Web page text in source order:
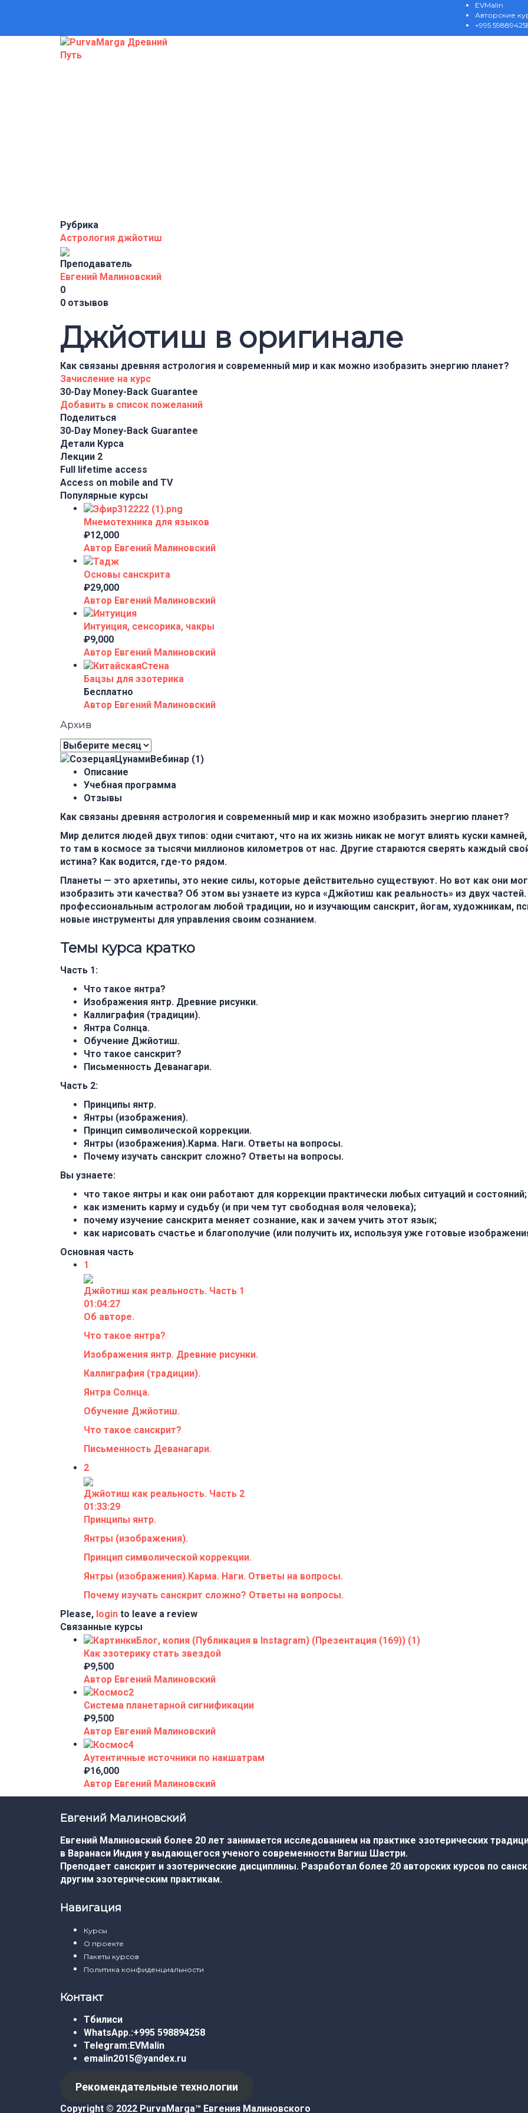
EVMalin
Авторские
+995
Рубрика
Астрология джйотиш
Преподаватель
Евгений Малиновский
0
0 отзывов
Джйотиш в оригинале
Как связаны древняя астрология и современный мир и как можно изобразить энергию планет?
Зачисление на курс
30-Day Money-Back Guarantee
Добавить в список пожеланий
Поделиться
30-Day Money-Back Guarantee
Детали Курса
Лекции 2
Full lifetime access
Access on mobile and TV
Популярные курсы
Мнемотехника для языков
₽12,000
Автор Евгений Малиновский
Основы санскрита
₽29,000
Автор Евгений Малиновский
Интуиция, сенсорика, чакры
₽9,000
Автор Евгений Малиновский
Бацзы для эзотерика
Бесплатно
Автор Евгений Малиновский
Архив
Архив
Описание
Учебная программа
Отзывы
Как связаны древняя астрология и современный мир и как можно изобразить энергию планет?
Мир делится людей двух типов: одни считают, что на их жизнь никак не могут влиять куски
то там в космосе за тысячи миллионов километров от нас. Другие стараются сверять каждый
истина? Как водится, где-то рядом.
Планеты — это архетипы, это некие силы, которые действительно существуют. Но вот как они
изобразить эти качества? Об этом вы узнаете из курса «Джйотиш как реальность» из двух
профессиональным астрологам любой традиции, но и изучающим санскрит, йогам, художникам,
новые инструменты для управления своим сознанием.
Темы курса кратко
Часть 1:
Что такое янтра?
Изображения янтр. Древние рисунки.
Каллиграфия (традиции).
Янтра Солнца.
Обучение Джйотиш.
Что такое санскрит?
Письменность Деванагари.
Часть 2:
Принципы янтр.
Янтры (изображения).
Принцип символической коррекции.
Янтры (изображения).Карма. Наги. Ответы на вопросы.
Почему изучать санскрит сложно? Ответы на вопросы.
Вы узнаете:
что такое янтры и как они работают для коррекции практически любых ситуаций и состояний;
как изменить карму и судьбу (и при чем тут свободная воля человека);
почему изучение санскрита меняет сознание, как и зачем учить этот язык;
как нарисовать счастье и благополучие (или получить их, используя уже готовые
Основная часть
1
Джйотиш как реальность. Часть 1
01:04:27
Об авторе.
Что такое янтра?
Изображения янтр. Древние рисунки.
Каллиграфия (традиции).
Янтра Солнца.
Обучение Джйотиш.
Что такое санскрит?
Письменность Деванагари.
2
Джйотиш как реальность. Часть 2
01:33:29
Принципы янтр.
Янтры (изображения).
Принцип символической коррекции.
Янтры (изображения).Карма. Наги. Ответы на вопросы.
Почему изучать санскрит сложно? Ответы на вопросы.
Please, login to leave a review
Связанные курсы
Как эзотерику стать звездой
₽9,500
Автор Евгений Малиновский
Система планетарной сигнификации
₽9,500
Автор Евгений Малиновский
Аутентичные источники по накшатрам
₽16,000
Автор Евгений Малиновский
Евгений Малиновский
Евгений Малиновский более 20 лет занимается исследованием на практике эзотерических
в Варанаси Индия у выдающегося ученого современности Вагиш Шастри.
Преподает санскрит и эзотерические дисциплины. Разработал более 20 авторских курсов по
другим эзотерическим практикам.
Навигация
Курсы
О проекте
Пакеты курсов
Политика конфиденциальности
Контакт
Тбилиси
WhatsApp.:+995 598894258
Telegram:EVMalin
emalin2015@yandex.ru
Рекомендательные технологии
Copyright © 2022 PurvaMarga™ Евгения Малиновского